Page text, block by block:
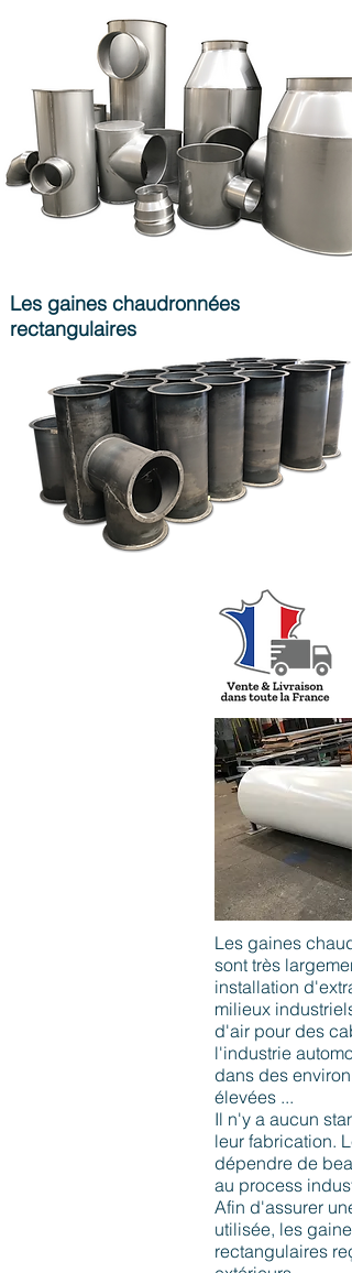
Les gaines chaudronnées
rectangulaires
Les gaines
sont très
installation
milieux
d'air pour des
l'industrie
dans des
élevées ...
Il n'y a aucun
leur fabrication.
dépendre de
au process
Afin d'assurer
utilisée, les
rectangulaires